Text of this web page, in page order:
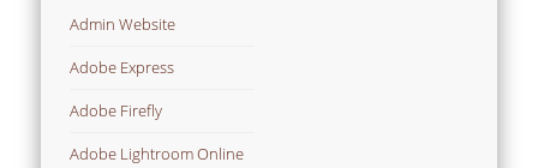
Admin Website
Adobe Express
Adobe Firefly
Adobe Lightroom Online